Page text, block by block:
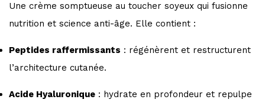
Une crème somptueuse au toucher soyeux qui fusionne
nutrition et science anti-âge. Elle contient :
Peptides raffermissants : régénèrent et restructurent
l’architecture cutanée.
Acide Hyaluronique : hydrate en profondeur et repulpe